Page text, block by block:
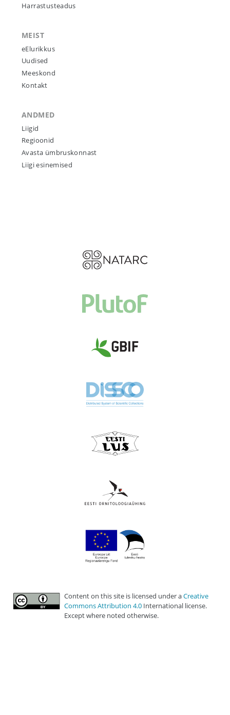
Harrastusteadus
MEIST
eElurikkus
Uudised
Meeskond
Kontakt
ANDMED
Liigid
Regioonid
Avasta ümbruskonnast
Liigi esinemised
Content on this site is licensed under aCreative
Commons Attribution 4.0 International license.
Except where noted otherwise.